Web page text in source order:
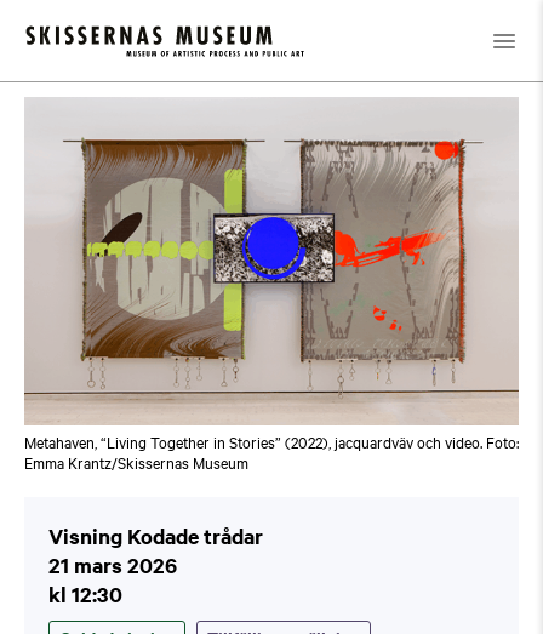
Kalender / Visning Kodade trådar
Metahaven, “Living Together in Stories” (2022), jacquardväv och video. Foto:
Emma Krantz/Skissernas Museum
Visning Kodade trådar
21 mars 2026
kl 12:30